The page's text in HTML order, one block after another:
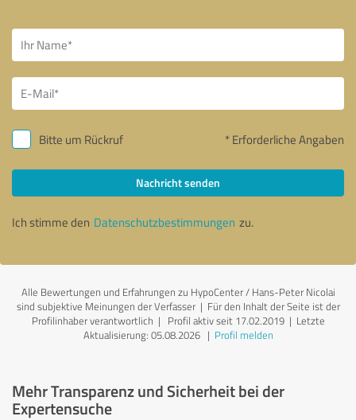
Bitte um Rückruf * Erforderliche Angaben
Nachricht senden
Ich stimme den Datenschutzbestimmungen zu.
Alle Bewertungen und Erfahrungen zu HypoCenter / Hans-Peter Nicolai
sind subjektive Meinungen der Verfasser | Für den Inhalt der Seite ist der
Profilinhaber verantwortlich | Profil aktiv seit 17.02.2019 | Letzte
Aktualisierung: 05.08.2026| Profil melden
Mehr Transparenz und Sicherheit bei der
Expertensuche